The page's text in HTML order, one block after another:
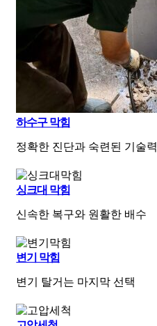
하수구 막힘
정확한 진단과 숙련된 기술력
싱크대 막힘
신속한 복구와 원활한 배수
변기 막힘
변기 탈거는 마지막 선택